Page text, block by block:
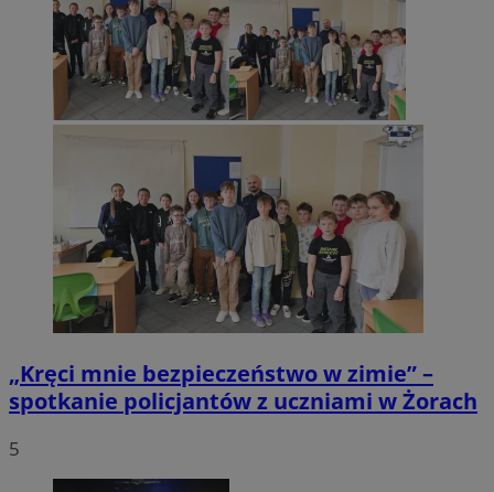
„Kręci mnie bezpieczeństwo w zimie” –
spotkanie policjantów z uczniami w Żorach
5